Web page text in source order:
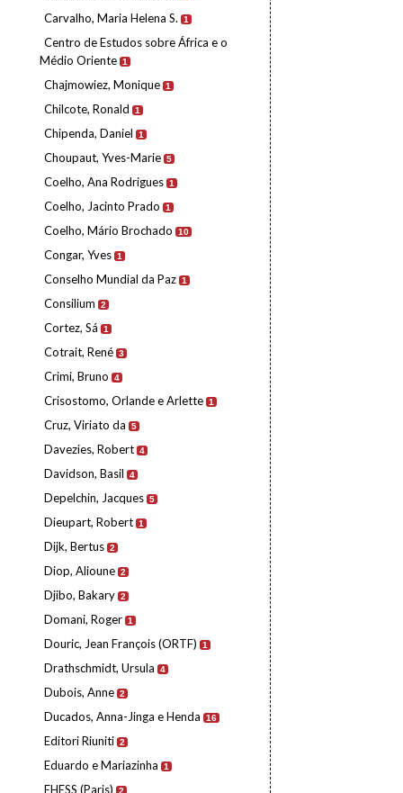
Carvalho, Maria Helena S. 1
Centro de Estudos sobre África e o
Médio Oriente 1
Chajmowiez, Monique 1
Chilcote, Ronald 1
Chipenda, Daniel 1
Choupaut, Yves-Marie 5
Coelho, Ana Rodrigues 1
Coelho, Jacinto Prado 1
Coelho, Mário Brochado 10
Congar, Yves 1
Conselho Mundial da Paz 1
Consilium 2
Cortez, Sá 1
Cotrait, René 3
Crimi, Bruno 4
Crisostomo, Orlande e Arlette 1
Cruz, Viriato da 5
Davezies, Robert 4
Davidson, Basil 4
Depelchin, Jacques 5
Dieupart, Robert 1
Dijk, Bertus 2
Diop, Alioune 2
Djibo, Bakary 2
Domani, Roger 1
Douric, Jean François (ORTF) 1
Drathschmidt, Ursula 4
Dubois, Anne 2
Ducados, Anna-Jinga e Henda 16
Editori Riuniti 2
Eduardo e Mariazinha 1
EHESS (Paris) 2